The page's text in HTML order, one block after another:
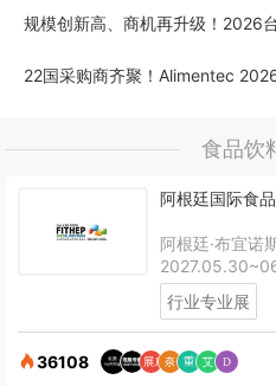
规模创新高、商机再升级！2026
22国采购商齐聚！Alimentec
食品饮
阿根廷国际食
阿根廷·布宜诺
行业专业展
36108